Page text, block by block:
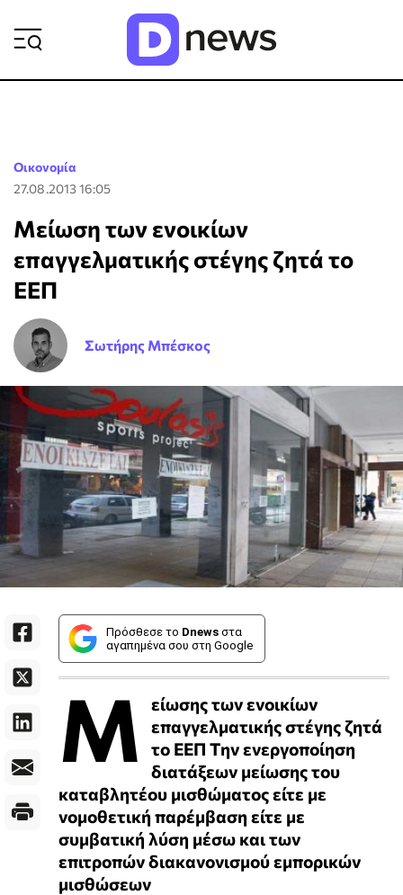
Οικονομία
27.08.2013 16:05
Μείωση των ενοικίων
επαγγελματικής στέγης ζητά το
ΕΕΠ
Σωτήρης Μπέσκος
Πρόσθεσε το Dnews στα
αγαπημένα σου στη Google
Μ
είωσης των ενοικίων
επαγγελματικής στέγης ζητά
το ΕΕΠ Tην ενεργοποίηση
διατάξεων μείωσης του
καταβλητέου μισθώματος είτε με
νομοθετική παρέμβαση είτε με
συμβατική λύση μέσω και των
επιτροπών διακανονισμού εμπορικών
μισθώσεων